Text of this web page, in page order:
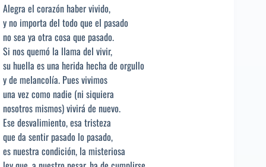
Alegra el corazón haber vivido,
y no importa del todo que el pasado
no sea ya otra cosa que pasado.
Si nos quemó la llama del vivir,
su huella es una herida hecha de orgullo
y de melancolía. Pues vivimos
una vez como nadie (ni siquiera
nosotros mismos) vivirá de nuevo.
Ese desvalimiento, esa tristeza
que da sentir pasado lo pasado,
es nuestra condición, la misteriosa